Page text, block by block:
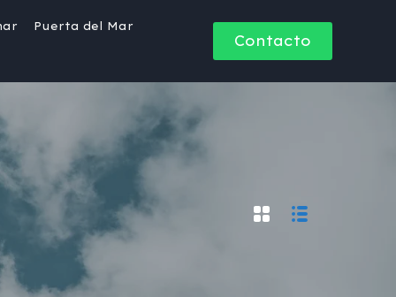
Puerta del Mar
Contacto